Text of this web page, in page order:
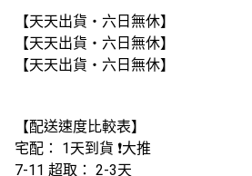
【天天出貨・六日無休】
【天天出貨・六日無休】
【天天出貨・六日無休】
【配送速度比較表】
宅配： 1天到貨 ❗大推
7-11 超取： 2-3天